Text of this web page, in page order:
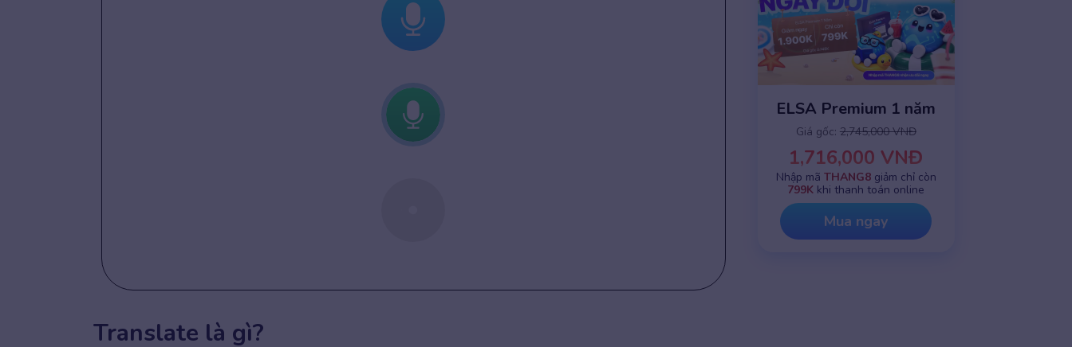
Translate là gì?
ELSA Premium 1 năm
Giá gốc: 2,745,000 VNĐ
1,716,000 VNĐ
Nhập mã THANG8giảm chỉ còn
799K khi thanh toán online
Mua ngay